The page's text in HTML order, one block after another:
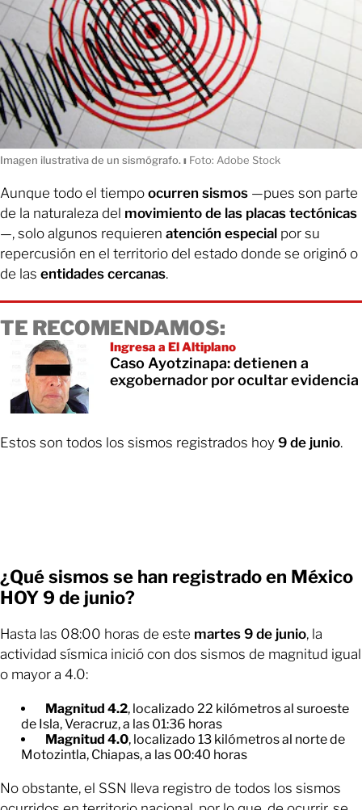
Imagen ilustrativa de un sismógrafo. ı Foto: Adobe Stock
Aunque todo el tiempo ocurren sismos —pues son parte
de la naturaleza del movimiento de las placas tectónicas
—, solo algunos requieren atención especial por su
repercusión en el territorio del estado donde se originó o
de las entidades cercanas.
TE RECOMENDAMOS:
Ingresa a El Altiplano
Caso Ayotzinapa: detienen a
exgobernador por ocultar evidencia
Estos son todos los sismos registrados hoy 9 de junio.
¿Qué sismos se han registrado en México
HOY 9 de junio?
Hasta las 08:00 horas de este martes 9 de junio, la
actividad sísmica inició con dos sismos de magnitud igual
o mayor a 4.0:
Magnitud 4.2, localizado 22 kilómetros al suroeste
de Isla, Veracruz, a las 01:36 horas
Magnitud 4.0, localizado 13 kilómetros al norte de
Motozintla, Chiapas, a las 00:40 horas
No obstante, el SSN lleva registro de todos los sismos